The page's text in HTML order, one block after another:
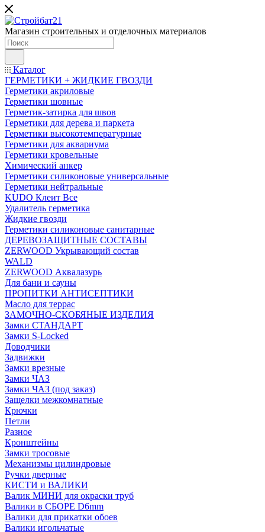
Магазин строительных и отделочных материалов
Каталог
ГЕРМЕТИКИ + ЖИДКИЕ ГВОЗДИ
Герметики акриловые
Герметики шовные
Герметик-затирка для швов
Герметики для дерева и паркета
Герметики высокотемпературные
Герметики для аквариума
Герметики кровельные
Химический анкер
Герметики силиконовые универсальные
Герметики нейтральные
KUDO Клеит Все
Удалитель герметика
Жидкие гвозди
Герметики силиконовые санитарные
ДЕРЕВОЗАЩИТНЫЕ СОСТАВЫ
ZERWOOD Укрывающий состав
WALD
ZERWOOD Аквалазурь
Для бани и сауны
ПРОПИТКИ АНТИСЕПТИКИ
Масло для террас
ЗАМОЧНО-СКОБЯНЫЕ ИЗДЕЛИЯ
Замки СТАНДАРТ
Замки S-Locked
Доводчики
Задвижки
Замки врезные
Замки ЧАЗ
Замки ЧАЗ (под заказ)
Защелки межкомнатные
Крючки
Петли
Разное
Кронштейны
Замки тросовые
Механизмы цилиндровые
Ручки дверные
КИСТИ и ВАЛИКИ
Валик МИНИ для окраски труб
Валики в СБОРЕ D6mm
Валики для прикатки обоев
Валики игольчатые